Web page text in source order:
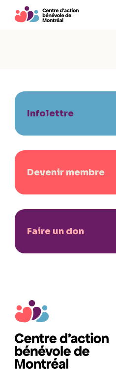
Infolettre
Devenir membre
Faire un don